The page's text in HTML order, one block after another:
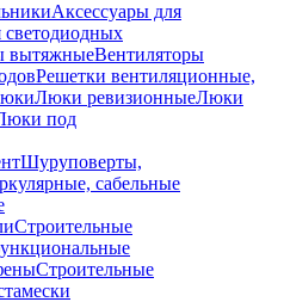
Аксессуары для
светодиодных
вытяжныеВентиляторы
Решетки вентиляционные,
Люки ревизионныеЛюки
под
Шуруповерты,
сабельные
Строительные
Строительные